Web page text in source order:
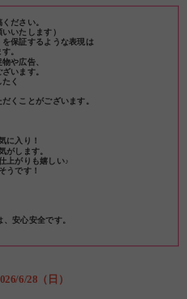
ださい。
いたします）
保証するような表現は
。
や広告、
います。
く
くことがございます。
入り！
します。
がりも嬉しい♪
です！
心安全です。
6/28（日）